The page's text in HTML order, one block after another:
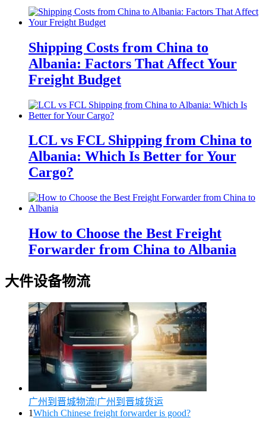
Shipping Costs from China to
Albania: Factors That Affect Your
Freight Budget
LCL vs FCL Shipping from China to
Albania: Which Is Better for Your
Cargo?
How to Choose the Best Freight
Forwarder from China to Albania
大件设备物流
广州到晋城物流|广州到晋城货运
1Which Chinese freight forwarder is good?